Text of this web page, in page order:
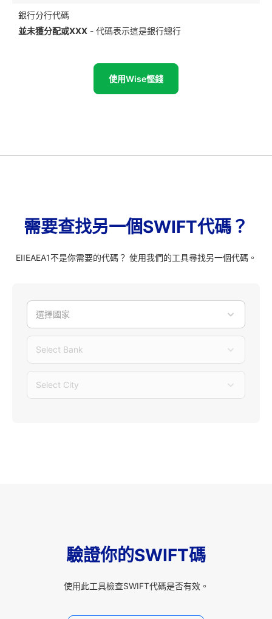
銀行分行代碼
並未獲分配或XXX - 代碼表示這是銀行總行
使用Wise慳錢
需要查找另一個SWIFT代碼？
EIIEAEA1不是你需要的代碼？ 使用我們的工具尋找另一個代碼。
選擇國家
Select Bank
Select City
驗證你的SWIFT碼
使用此工具檢查SWIFT代碼是否有效。